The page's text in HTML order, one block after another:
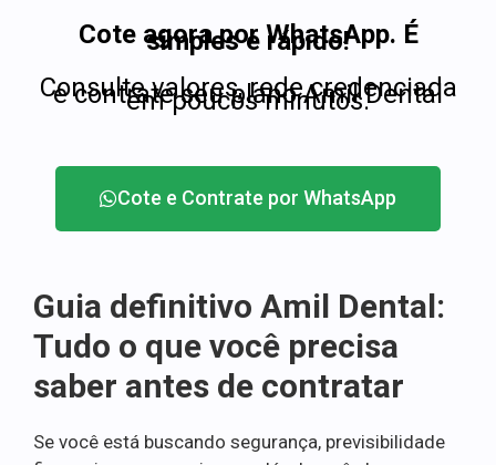
Cote agora por WhatsApp. É
simples e rápido!
Consulte valores, rede credenciada
e contrate seu plano Amil Dental
em poucos minutos.
Cote e Contrate por WhatsApp
Guia definitivo Amil Dental:
Tudo o que você precisa
saber antes de contratar
Se você está buscando segurança, previsibilidade